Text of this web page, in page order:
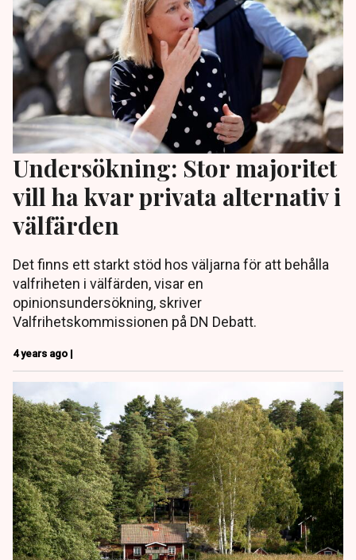
Undersökning: Stor majoritet
vill ha kvar privata alternativ i
välfärden
Det finns ett starkt stöd hos väljarna för att behålla
valfriheten i väl­färden, visar en
opinionsundersökning, skriver
Valfrihetskommissionen på DN Debatt.
4 years ago |